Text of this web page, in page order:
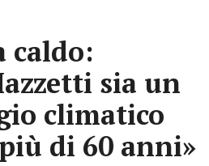
caldo:
sia un
climatico
di 60 anni»